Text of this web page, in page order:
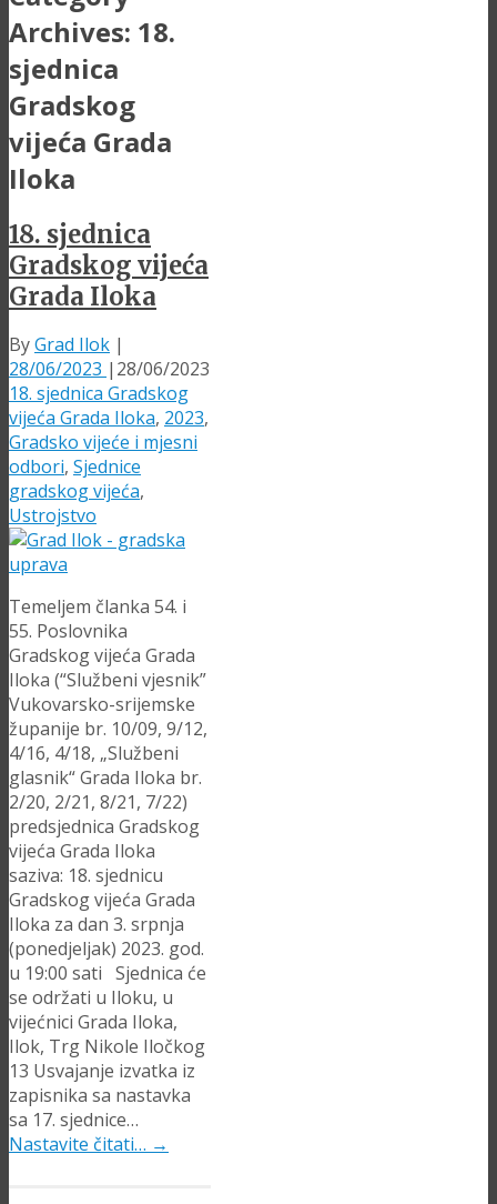
Archives: 18.
sjednica
Gradskog
vijeća Grada
Iloka
18. sjednica
Gradskog vijeća
Grada Iloka
ByGrad Ilok |
28/06/2023 | 28/06/2023
18. sjednica Gradskog
vijeća Grada Iloka, 2023,
Gradsko vijeće i mjesni
odbori, Sjednice
gradskog vijeća,
Ustrojstvo
Temeljem članka 54. i
55. Poslovnika
Gradskog vijeća Grada
Iloka (“Službeni vjesnik”
Vukovarsko-srijemske
županije br. 10/09, 9/12,
4/16, 4/18, „Službeni
glasnik“ Grada Iloka br.
2/20, 2/21, 8/21, 7/22)
predsjednica Gradskog
vijeća Grada Iloka
saziva: 18. sjednicu
Gradskog vijeća Grada
Iloka za dan 3. srpnja
(ponedjeljak) 2023. god.
u 19:00 sati Sjednica će
se održati u Iloku, u
vijećnici Grada Iloka,
Ilok, Trg Nikole Iločkog
13 Usvajanje izvatka iz
zapisnika sa nastavka
sa 17. sjednice…
Nastavite čitati… →